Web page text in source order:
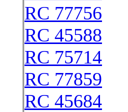
RC 77756
RC 45588
RC 75714
RC 77859
RC 45684